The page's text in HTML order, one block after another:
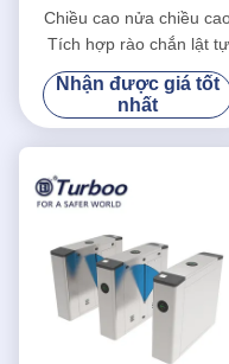
Chiều cao nửa chiều
Tích hợp rào chắn lật tự
động với tính năng nhận
dạng khuôn mặt
Nhận được giá tốt
nhất